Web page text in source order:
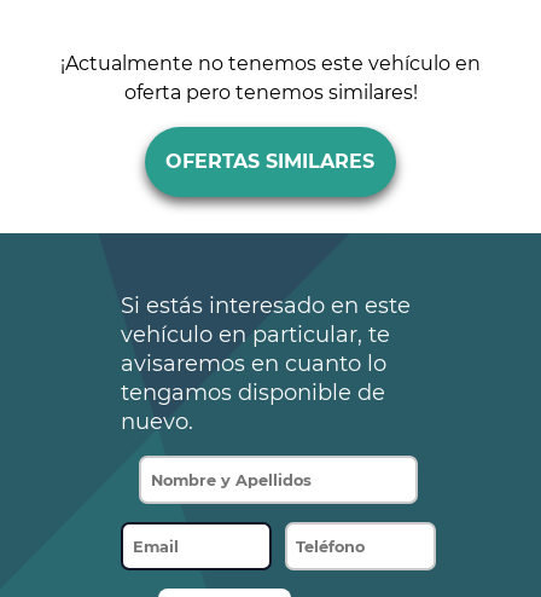
¡Actualmente no tenemos este vehículo en
oferta pero tenemos similares!
OFERTAS SIMILARES
Si estás interesado en este
vehículo en particular, te
avisaremos en cuanto lo
tengamos disponible de
nuevo.